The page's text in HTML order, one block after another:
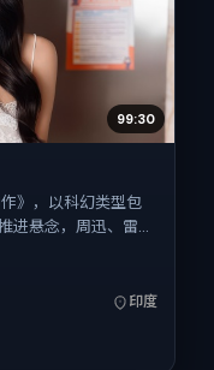
99:30
》，以科幻类型包
进悬念，周迅、雷佳
看点之一。上映时
注现实质感与类型
印度